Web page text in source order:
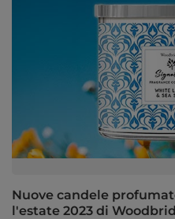
Nuove candele
l'estate 2023 di